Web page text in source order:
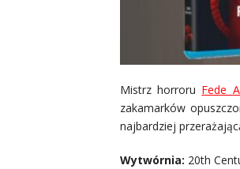
Mistrz horroru Fede
zakamarków
najbardziej
Wytwórnia: 20th